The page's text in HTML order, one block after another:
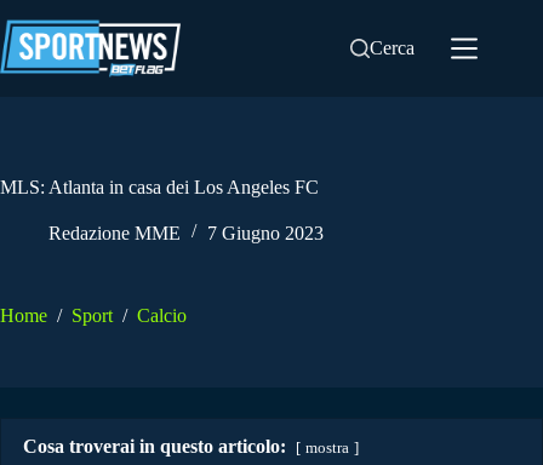
al
contenuto
Cerca
MLS: Atlanta in casa dei Los Angeles FC
Redazione MME 7 Giugno 2023
Home / Sport / Calcio
Cosa troverai in questo articolo: mostra